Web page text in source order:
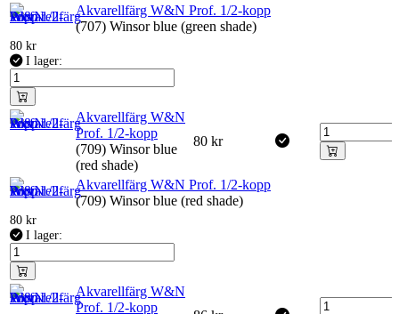
Akvarellfärg W&N Prof. 1/2-kopp
(707) Winsor blue (green shade)
80 kr
I lager:
Akvarellfärg W&N
Prof. 1/2-kopp
(709) Winsor blue
(red shade)
80 kr
Akvarellfärg W&N Prof. 1/2-kopp
(709) Winsor blue (red shade)
80 kr
I lager:
Akvarellfärg W&N
Prof. 1/2-kopp